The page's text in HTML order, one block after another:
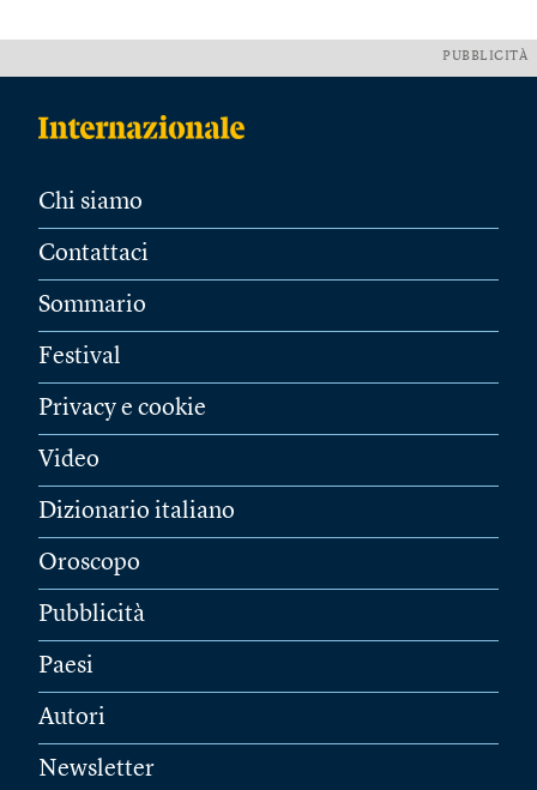
PUBBLICITÀ
Chi siamo
Contattaci
Sommario
Festival
Privacy e cookie
Video
Dizionario italiano
Oroscopo
Pubblicità
Paesi
Autori
Newsletter